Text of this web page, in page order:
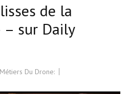
de la
sur Daily
Du Drone: